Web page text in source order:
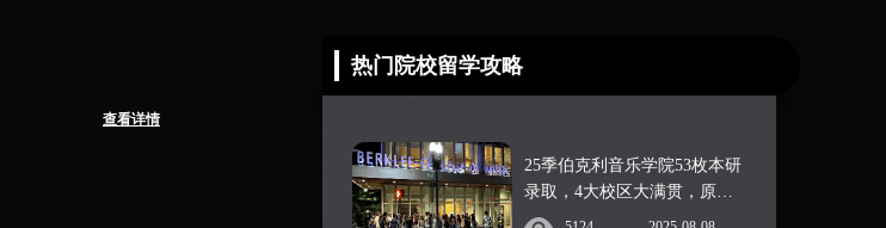
查看详情
热门院校留学攻略
25季伯克利音乐学院53枚本研
录取，4大校区大满贯，原来
青睐这样的申请者：